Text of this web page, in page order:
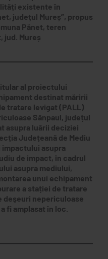
existente în
județul Mureș”, propus
Pănet, teren
jud. Mureș
titular al proiectului
destinat măririi
tratare levigat (PALL)
Sânpaul, județul
asupra luării deciziei
Județeană de Mediu
asupra
de impact, în cadrul
asupra mediului,
unui echipament
a stației de tratare
deşeuri nepericuloase
fi amplasat în loc.